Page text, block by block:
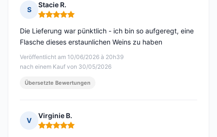
S
Stacie R.
Hinweis: 5 von 5
Veröffentlicht am 10/06/2026 à 20h39
nach einem Kauf von 30/05/2026
Die Lieferung war pünktlich - ich bin so aufgeregt, eine
Flasche dieses erstaunlichen Weins zu haben
Übersetzte Bewertungen
V
Virginie B.
Hinweis: 5 von 5